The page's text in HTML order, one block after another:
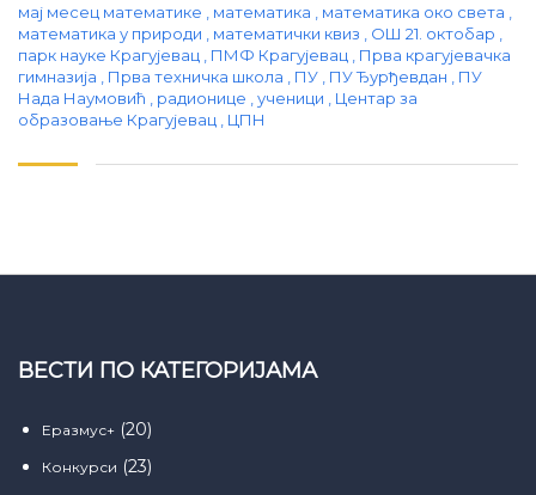
мај месец математике математика математика око света
математика у природи
математички квиз ОШ 21. октобар
парк науке Крагујевац
ПМФ Крагујевац
Прва крагујевачка
гимназија
Прва техничка школа ПУ ПУ Ђурђевдан
ПУ
Нада Наумовић
радионице ученици
Центар за
образовање Крагујевац
ЦПН
ВЕСТИ ПО КАТЕГОРИЈАМА
Еразмус+ (20)
Конкурси (23)